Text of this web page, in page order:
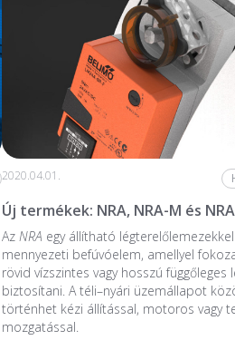
2020.04.01.
Új termékek: NRA, NRA-M és
Az NRA egy állítható
mennyezeti befúvóelem, amellyel
rövid vízszintes vagy hosszú függőleges
biztosítani. A téli–nyári üzemállapot
történhet kézi állítással, motoros vagy
mozgatással.